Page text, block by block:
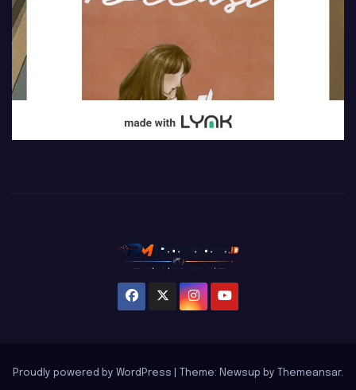
Proudly powered by WordPress Theme: Newsup by Themeansar.